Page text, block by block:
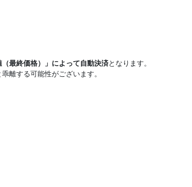
（最終価格）」によって自動決済となります。
離する可能性がございます。